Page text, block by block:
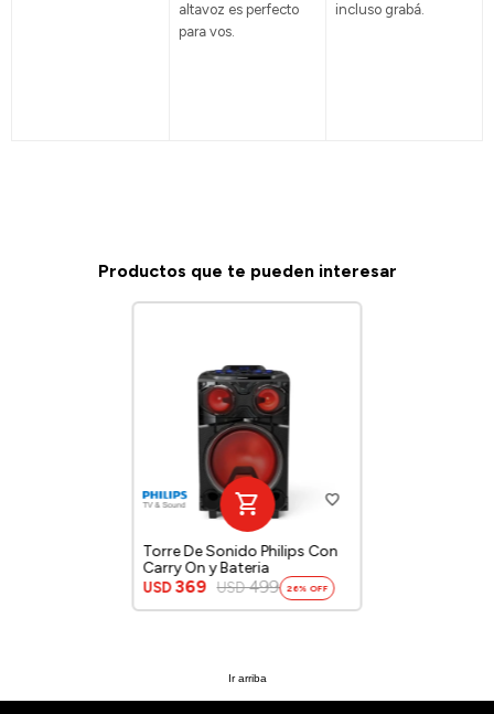
altavoz es perfecto
para vos.
incluso grabá.
Productos que te pueden interesar
Torre De Sonido Philips Con
Carry On y Bateria
USD 369 USD 499 26
Ir arriba